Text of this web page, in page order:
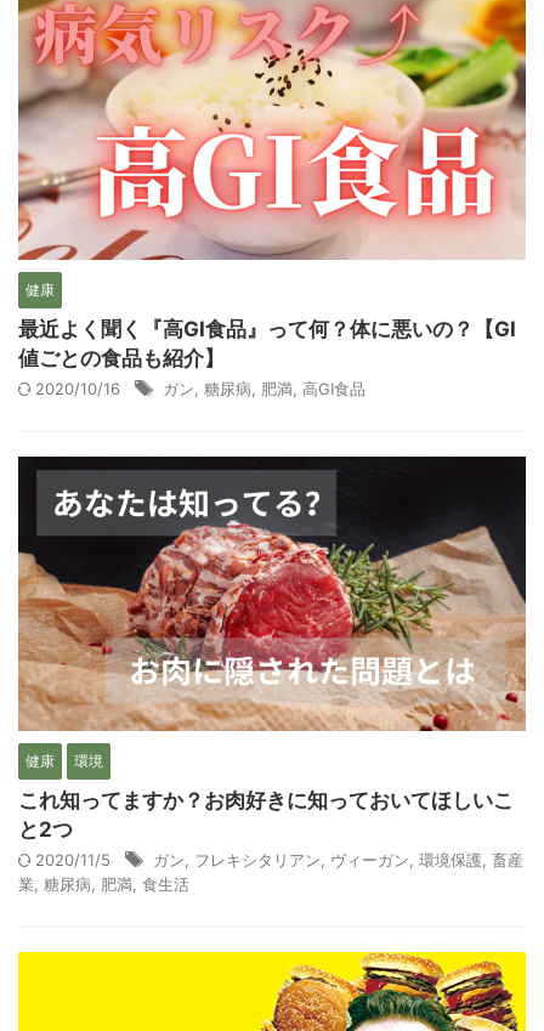
健康
最近よく聞く『高GI食品』って何？体に悪いの？【GI
値ごとの食品も紹介】
2020/10/16 ガン 糖尿病 肥満 高GI食品
健康 環境
これ知ってますか？お肉好きに知っておいてほしいこ
と2つ
2020/11/5 ガン フレキシタリアン ヴィーガン 環境保護 畜産
業 糖尿病 肥満 食生活